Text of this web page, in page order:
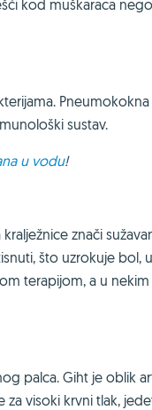
kod muškaraca
sustav.
u vodu!
znači
što uzrokuje
terapijom, a u
palca. Giht je oblik
visoki krvni tlak,